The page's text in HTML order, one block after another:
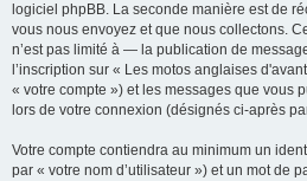
logiciel phpBB. La seconde manière est de
vous nous envoyez et que nous collectons.
n’est pas limité à — la publication de
l’inscription sur « Les motos anglaises
« votre compte ») et les messages que vous
lors de votre connexion (désignés ci-après
Votre compte contiendra au minimum un
par « votre nom d’utilisateur ») et un mot de